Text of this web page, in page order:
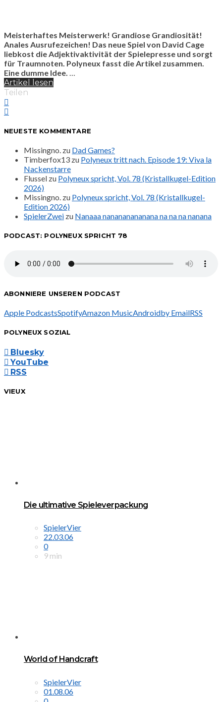
Meisterhaftes Meisterwerk! Grandiose Grandiosität!
Anales Ausrufezeichen! Das neue Spiel von David Cage
liebkost die Adjektivaktivität der Spielepresse und sorgt
für Traumnoten. Polyneux fasst die Artikel zusammen.
Eine dumme Idee. …
Artikel lesen
Teilen
NEUESTE KOMMENTARE
Missingno. zu Dad Games?
Timberfox13 zu Polyneux tritt nach. Episode 19: Viva la
Nackenstarre
Flussel zu Polyneux spricht, Vol. 78 (Kristallkugel-Edition
2026)
Missingno. zu Polyneux spricht, Vol. 78 (Kristallkugel-
Edition 2026)
SpielerZwei zu Nanaaa nanananananana na na na nanana
PODCAST: POLYNEUX SPRICHT 78
ABONNIERE UNSEREN PODCAST
Apple PodcastsSpotifyAmazon MusicAndroidby EmailRSS
POLYNEUX SOZIAL
Bluesky
YouTube
RSS
VIEUX
Die ultimative Spieleverpackung
SpielerVier
22.03.06
0
9 min
World of Handcraft
SpielerVier
01.08.06